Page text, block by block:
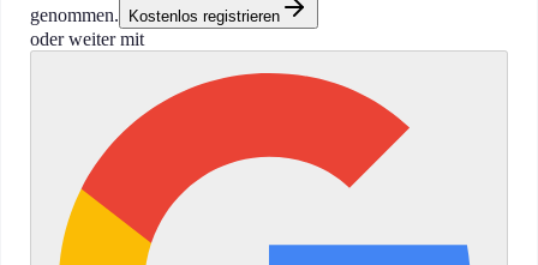
genommen.
Kostenlos registrieren
oder weiter mit